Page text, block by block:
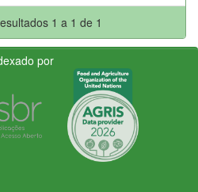
1 a 1 de 1
por